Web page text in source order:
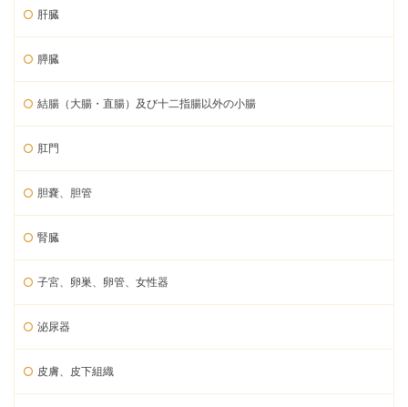
肝臓
膵臓
結腸（大腸・直腸）及び十二指腸以外の小腸
肛門
胆嚢、胆管
腎臓
子宮、卵巣、卵管、女性器
泌尿器
皮膚、皮下組織